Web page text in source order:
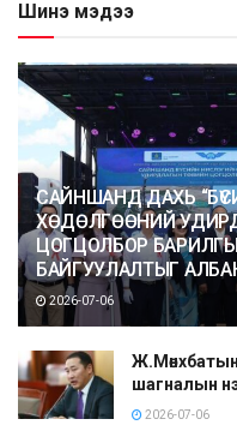
Шинэ мэдээ
САЙНШАНД ДАХЬ
ХӨДӨЛГӨӨНИЙ
ЦОГЦОЛБОР
БАЙГУУЛАЛТЫГ
2026-07-06
Ж.Мөнхбатын
шагналын
2026-07-06